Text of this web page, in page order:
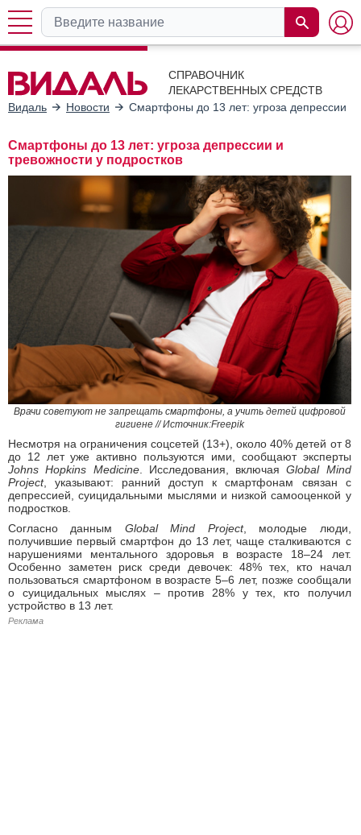
СПРАВОЧНИК
ЛЕКАРСТВЕННЫХ СРЕДСТВ
Видаль
Новости Смартфоны до 13 лет: угроза депрессии и
Смартфоны до 13 лет: угроза депрессии и
тревожности у подростков
Врачи советуют не запрещать смартфоны, а учить детей цифровой
гигиене // Источник:Freepik​​​
Несмотря на ограничения соцсетей (13+), около 40% детей от 8
до 12 лет уже активно пользуются ими, сообщают эксперты
Johns Hopkins Medicine. Исследования, включаяGlobal Mind
Project, указывают: ранний доступ к смартфонам связан с
депрессией, суицидальными мыслями и низкой самооценкой у
подростков.
Согласно данным Global Mind Project, молодые люди,
получившие первый смартфон до 13 лет, чаще сталкиваются с
нарушениями ментального здоровья в возрасте 18–24 лет.
Особенно заметен риск среди девочек: 48% тех, кто начал
пользоваться смартфоном в возрасте 5–6 лет, позже сообщали
о суицидальных мыслях – против 28% у тех, кто получил
устройство в 13 лет.
Реклама